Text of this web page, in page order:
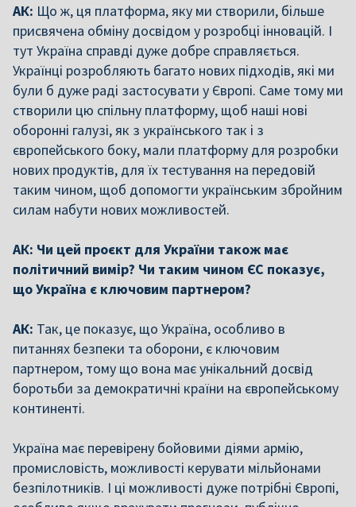
АК: Що ж, ця платформа, яку ми створили, більше
присвячена обміну досвідом у розробці інновацій. І
тут Україна справді дуже добре справляється.
Українці розробляють багато нових підходів, які ми
були б дуже раді застосувати у Європі. Саме тому ми
створили цю спільну платформу, щоб наші нові
оборонні галузі, як з українського так і з
європейського боку, мали платформу для розробки
нових продуктів, для їх тестування на передовій
таким чином, щоб допомогти українським збройним
силам набути нових можливостей.
АК: Чи цей проєкт для України також має
політичний вимір? Чи таким чином ЄС показує,
що Україна є ключовим партнером?
АК: Так, це показує, що Україна, особливо в
питаннях безпеки та оборони, є ключовим
партнером, тому що вона має унікальний досвід
боротьби за демократичні країни на європейському
континенті.
Україна має перевірену бойовими діями армію,
промисловість, можливості керувати мільйонами
безпілотників. І ці можливості дуже потрібні Європі,